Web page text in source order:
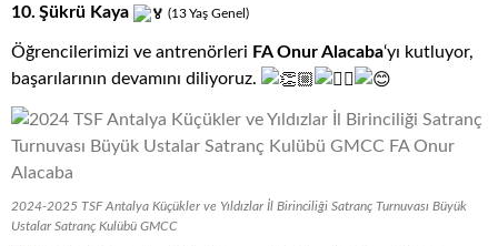
10. Şükrü Kaya (13Yaş Genel)
Öğrencilerimizi ve antrenörleri FA Onur Alacaba‘yı kutluyor,
başarılarının devamını diliyoruz.
2024-2025 TSF Antalya Küçükler ve Yıldızlar İl Birinciliği Satranç Turnuvası Büyük
Ustalar Satranç Kulübü GMCC